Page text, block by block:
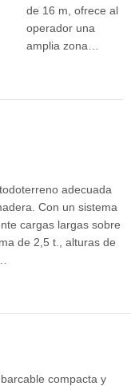
de 16 m, ofrece al
operador una
amplia zona…
adecuada
Con un sistema
cargas largas sobre
de 2,5 t., alturas de
compacta y